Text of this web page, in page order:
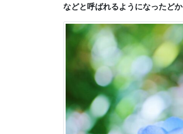
などと呼ばれるようになったどか